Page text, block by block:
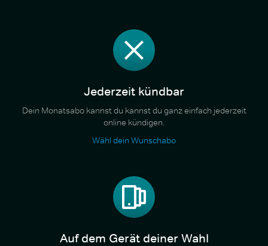
Jederzeit kündbar
Dein Monatsabo kannst du kannst du ganz einfach jederzeit
online kündigen.
Wähl dein Wunschabo
Auf dem Gerät deiner Wahl